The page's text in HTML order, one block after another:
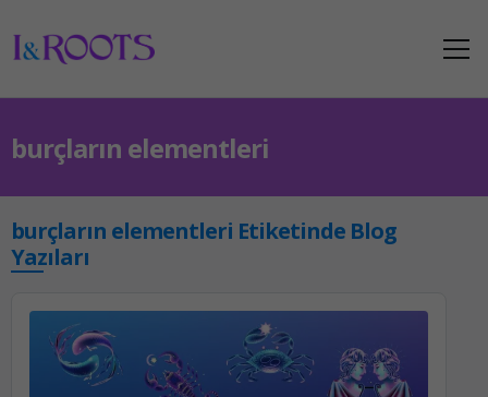
burçların elementleri
burçların elementleri Etiketinde Blog
Yazıları